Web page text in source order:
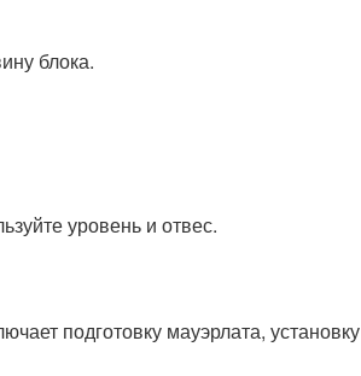
блока.
уровень и отвес.
подготовку мауэрлата, установку